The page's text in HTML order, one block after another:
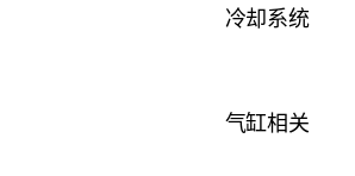
冷却系统
气缸相关